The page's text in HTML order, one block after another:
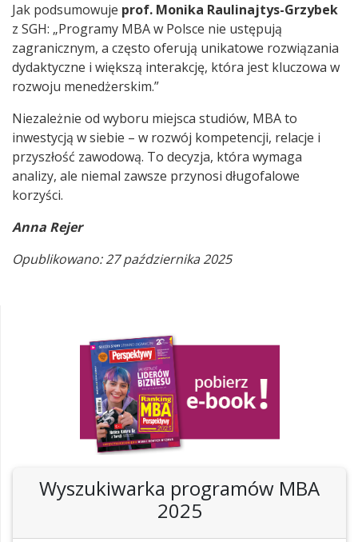
Jak podsumowuje prof. Monika Raulinajtys-Grzybek
z SGH: „Programy MBA w Polsce nie ustępują
zagranicznym, a często oferują unikatowe rozwiązania
dydaktyczne i większą interakcję, która jest kluczowa w
rozwoju menedżerskim.”
Niezależnie od wyboru miejsca studiów, MBA to
inwestycją w siebie – w rozwój kompetencji, relacje i
przyszłość zawodową. To decyzja, która wymaga
analizy, ale niemal zawsze przynosi długofalowe
korzyści.
Anna Rejer
Opublikowano: 27 października 2025
Wyszukiwarka programów MBA
2025